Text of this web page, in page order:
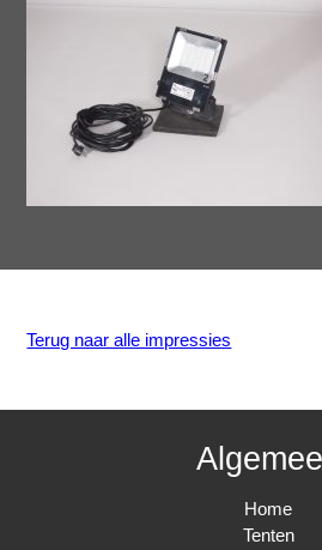
Terug naar alle impressies
Home
Tenten